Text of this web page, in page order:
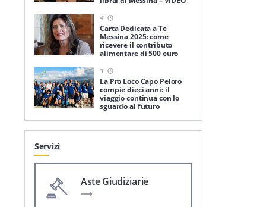
4'
Carta Dedicata a Te
Messina 2025: come
ricevere il contributo
alimentare di 500 euro
3'
La Pro Loco Capo Peloro
compie dieci anni: il
viaggio continua con lo
sguardo al futuro
Servizi
Aste Giudiziarie